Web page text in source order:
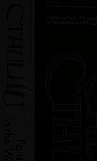
& Dice
- Audio CD with